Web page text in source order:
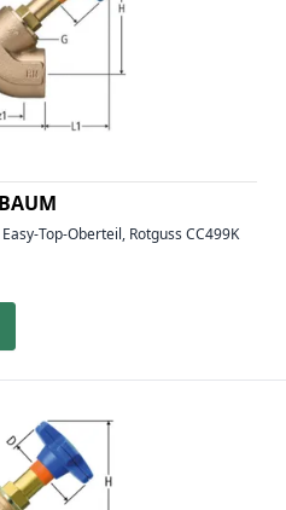
Top-Oberteil, Rotguss CC499K